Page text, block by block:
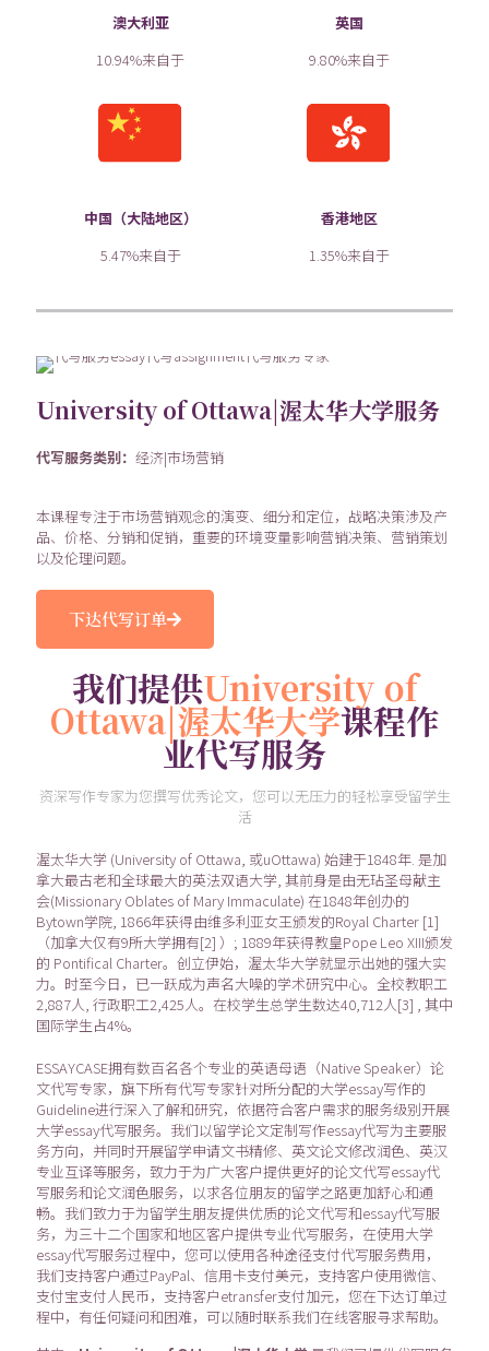
澳大利亚
10.94%来自于
英国
9.80%来自于
中国（大陆地区）
5.47%来自于
香港地区
1.35%来自于
University of Ottawa|渥太华大学服务
代写服务类别： 经济|市场营销
本课程专注于市场营销观念的演变、细分和定位，战略决策涉及产
品、价格、分销和促销，重要的环境变量影响营销决策、营销策划
以及伦理问题。
下达代写订单
我们提供University of
Ottawa|渥太华大学课程作
业代写服务
资深写作专家为您撰写优秀论文，您可以无压力的轻松享受留学生
活
渥太华大学 (University of Ottawa, 或uOttawa) 始建于1848年. 是加
拿大最古老和全球最大的英法双语大学, 其前身是由无玷圣母献主
会(Missionary Oblates of Mary Immaculate) 在1848年创办的
Bytown学院, 1866年获得由维多利亚女王颁发的Royal Charter [1]
（加拿大仅有9所大学拥有[2] ）; 1889年获得教皇Pope Leo XIII颁发
的 Pontifical Charter。创立伊始，渥太华大学就显示出她的强大实
力。时至今日，已一跃成为声名大噪的学术研究中心。全校教职工
2,887人, 行政职工2,425人。在校学生总学生数达40,712人[3] , 其中
国际学生占4%。
ESSAYCASE拥有数百名各个专业的英语母语（Native Speaker）论
文代写专家，旗下所有代写专家针对所分配的大学essay写作的
Guideline进行深入了解和研究，依据符合客户需求的服务级别开展
大学essay代写服务。我们以留学论文定制写作essay代写为主要服
务方向，并同时开展留学申请文书精修、英文论文修改润色、英汉
专业互译等服务，致力于为广大客户提供更好的论文代写essay代
写服务和论文润色服务，以求各位朋友的留学之路更加舒心和通
畅。我们致力于为留学生朋友提供优质的论文代写和essay代写服
务，为三十二个国家和地区客户提供专业代写服务，在使用大学
essay代写服务过程中，您可以使用各种途径支付代写服务费用，
我们支持客户通过PayPal、信用卡支付美元，支持客户使用微信、
支付宝支付人民币，支持客户etransfer支付加元，您在下达订单过
程中，有任何疑问和困难，可以随时联系我们在线客服寻求帮助。